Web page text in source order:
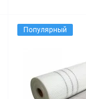
Популярный